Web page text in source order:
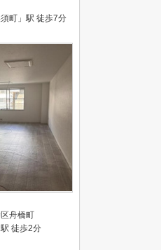
町」駅 徒歩7分
舟橋町
徒歩2分